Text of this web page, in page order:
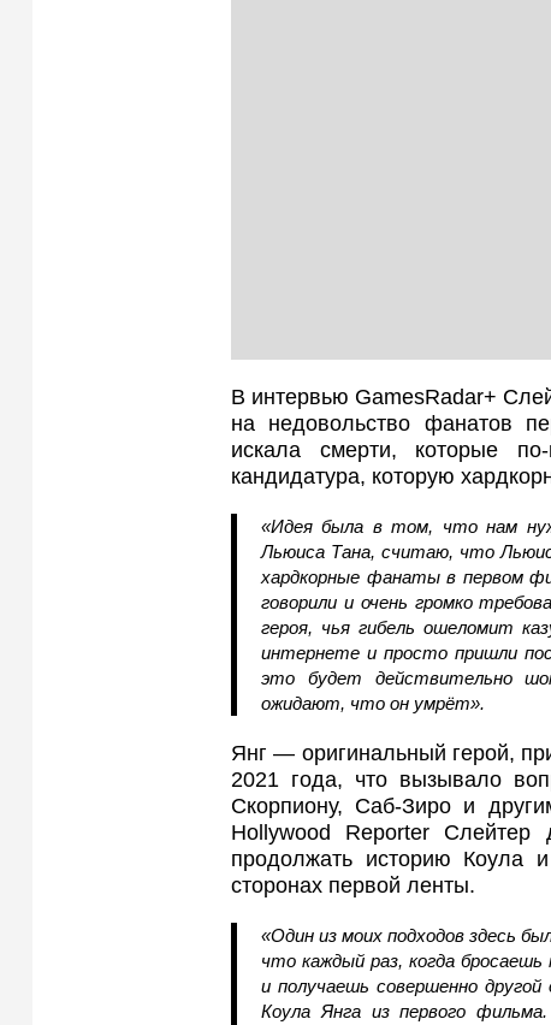
В интервью GamesRadar+
на недовольство фанатов
искала смерти, которые
кандидатура, которую
«Идея была в том, что нам
Льюиса Тана, считаю, что
хардкорные фанаты в первом
говорили и очень громко
героя, чья гибель ошеломит
интернете и просто пришли
это будет действительно
ожидают, что он умрёт».
Янг — оригинальный герой,
2021 года, что вызывало
Скорпиону, Саб‑Зиро и
Hollywood Reporter Слейтер
продолжать историю Коула
сторонах первой ленты.
«Один из моих подходов здесь
что каждый раз, когда
и получаешь совершенно
Коула Янга из первого